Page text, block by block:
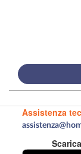
Assistenza